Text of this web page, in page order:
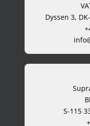
Dyssen 3,
S-115